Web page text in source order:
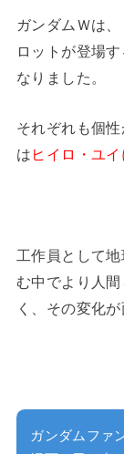
ガンダムＷは
ロットが登場
なりました。
それぞれも個
は ヒイロ・ユイ
工作員として
む中でより人
く、その変化
ガンダムファ